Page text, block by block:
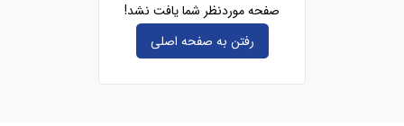
صفحه موردنظر شما یافت نشد!
رفتن به صفحه‌ اصلی